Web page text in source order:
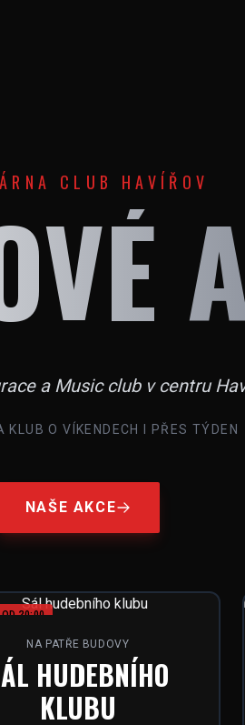
CLUB HAVÍŘOV
a Music club v centru
KLUB O VÍKENDECH I PŘES TÝDEN
NAŠE AKCE
OD 20:00
NA PATŘE BUDOVY
HUDEBNÍHO
KLUBU